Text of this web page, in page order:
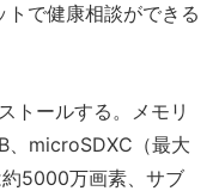
で健康相談ができる
トールする。メモリ
、microSDXC（最大
5000万画素、サブ